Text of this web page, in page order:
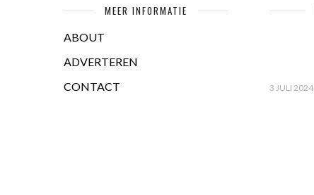
MEER INFORMATIE
ABOUT
ADVERTEREN
CONTACT
3 JULI 2024